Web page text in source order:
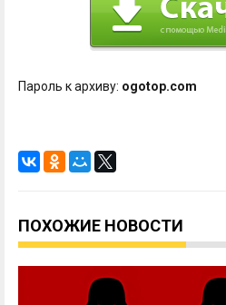
Пароль к архиву: ogotop.com
ПОХОЖИЕ НОВОСТИ